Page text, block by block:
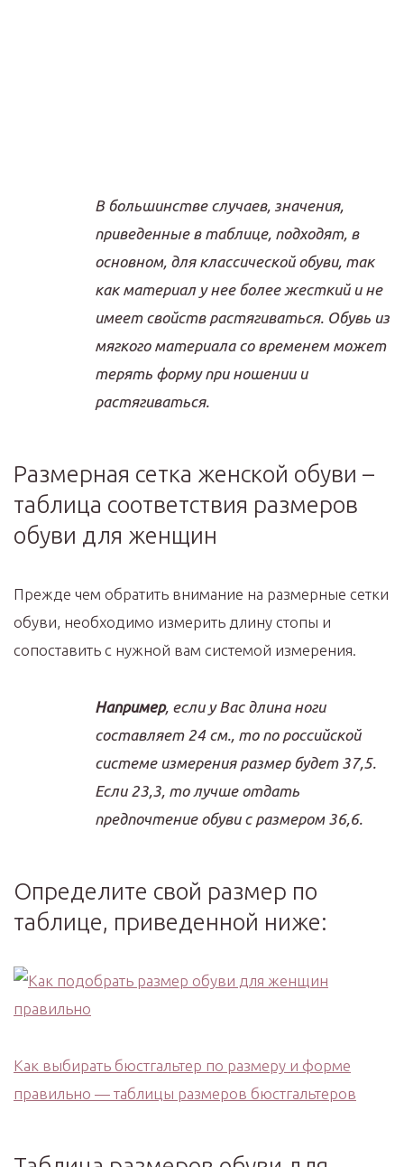
В большинстве случаев, значения,
приведенные в таблице, подходят, в
основном, для классической обуви, так
как материал у нее более жесткий и не
имеет свойств растягиваться. Обувь из
мягкого материала со временем может
терять форму при ношении и
растягиваться.
Размерная сетка женской обуви –
таблица соответствия размеров
обуви для женщин
Прежде чем обратить внимание на размерные сетки
обуви, необходимо измерить длину стопы и
сопоставить с нужной вам системой измерения.
Например, если у Вас длина ноги
составляет 24 см., то по российской
системе измерения размер будет 37,5.
Если 23,3, то лучше отдать
предпочтение обуви с размером 36,6.
Определите свой размер по
таблице, приведенной ниже:
Как выбирать бюстгальтер по размеру и форме
правильно — таблицы размеров бюстгальтеров